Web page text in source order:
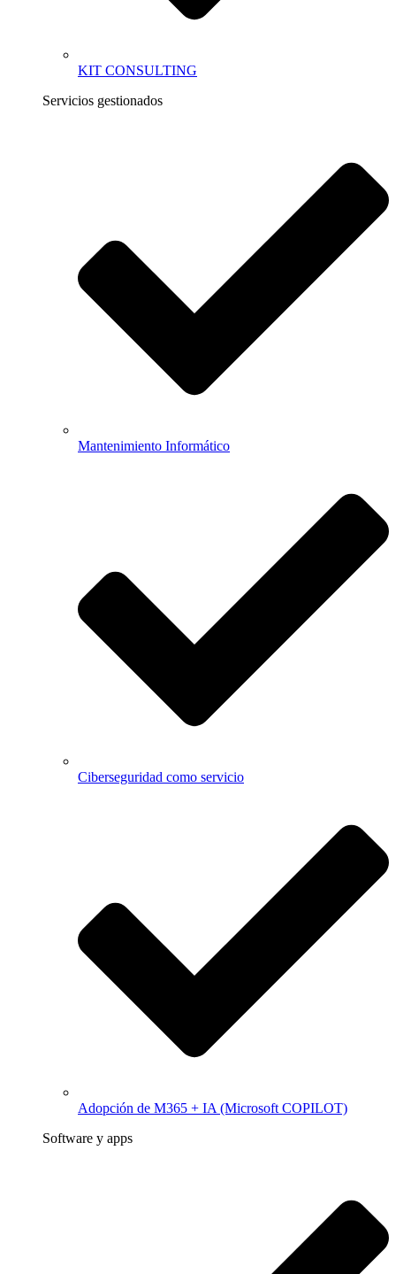
KIT CONSULTING
Servicios gestionados
Mantenimiento Informático
Ciberseguridad como servicio
Adopción de M365 + IA (Microsoft COPILOT)
Software y apps